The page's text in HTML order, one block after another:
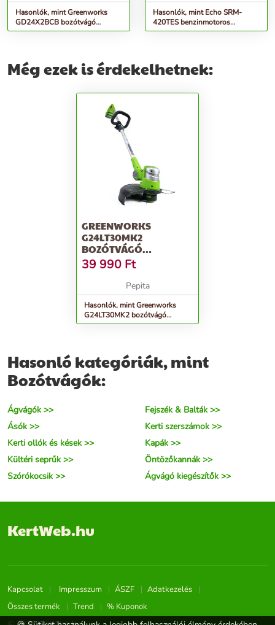
Hasonlók, mint Greenworks
GD24X2BCB bozótvágó
akkumulátoros 2 x 24v akku és
Hasonlók, mint Echo SRM-
420TES benzinmotoros
bozótvágó
Még ezek is érdekelhetnek:
GREENWORKS
G24LT30MK2
BOZÓTVÁGÓ
AKKUMULÁTOROS 2
AH AKKUVAL ÉS TÖL...
39 990 Ft
Pepita
Hasonlók, mint Greenworks
G24LT30MK2 bozótvágó
akkumulátoros 2 Ah akkuval és
Hasonló kategóriák, mint
Bozótvágók:
Ágvágók >>
Fejszék & Balták >>
Ásók >>
Kerti szerszámok >>
Kerti ollók és kések >>
Kapák >>
Kültéri seprűk >>
Öntözőkannák >>
Szórókocsik >>
Ágvágó kiegészítők >>
KertWeb.hu
Kapcsolat Impresszum ÁSZF
Adatkezelés
Összes termék
Trend
% Kuponok